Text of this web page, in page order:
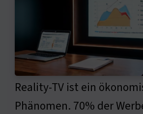
Reality-TV ist ein
Phänomen. 70% der